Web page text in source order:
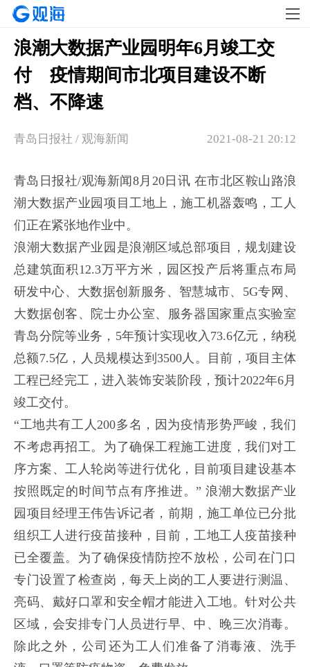
浪潮大数据产业园明年6月竣工交
付 疫情期间市北项目建设不断
档、不降速
2021-08-21 20:12
青岛日报社 / 观海新闻
青岛日报社/观海新闻8月20日讯 在市北区鞍山路浪
潮大数据产业园项目工地上，施工机器轰鸣，工人
们正在紧张地作业中。
浪潮大数据产业园是浪潮区域总部项目，规划建设
总建筑面积12.3万平方米，园区投产后将重点布局
研发中心、大数据创新服务、智慧城市、5G专网、
大数据创客、院士办公室、服务器国家重点实验室
青岛分院等业务，5年预计实现收入73.6亿元，纳税
总额7.5亿，人员规模达到3500人。目前，项目主体
工程已经完工，进入装饰安装阶段，预计2022年6月
竣工交付。
“工地共有工人200多名，因为疫情形势严峻，我们
不考虑再招工。为了确保工程施工进度，我们对工
序方案、工人轮岗等进行优化，目前项目建设基本
按照既定的时间节点有序推进。” 浪潮大数据产业
园项目经理王伟告诉记者，前期，施工单位已分批
组织工人进行疫苗接种，目前，工地工人疫苗接种
已全覆盖。为了确保疫情防控不放松，公司在门口
专门设置了检查岗，每天上岗的工人要进行测温、
亮码、戴好口罩和安全帽才能进入工地。针对公共
区域，会安排专门人员进行早、中、晚三次消毒。
除此之外，公司还为工人们准备了消毒液、洗手